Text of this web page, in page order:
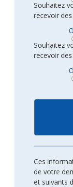
Souhaitez
recevoir
Souhaitez
recevoir
Ces
de votre
et suivants